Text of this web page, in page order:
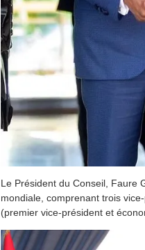
Le Président du Conseil, Faure
mondiale, comprenant trois
(premier vice-président et